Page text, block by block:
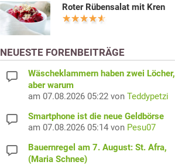
Roter Rübensalat mit Kren
NEUESTE FORENBEITRÄGE
Wäscheklammern haben zwei Löcher,
aber warum
am 07.08.2026 05:22 von Teddypetzi
Smartphone ist die neue Geldbörse
am 07.08.2026 05:14 von Pesu07
Bauernregel am 7. August: St. Afra,
(Maria Schnee)